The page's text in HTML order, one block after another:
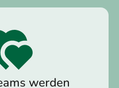
werden